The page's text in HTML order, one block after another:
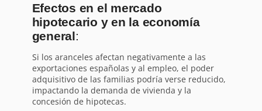
Efectos en el mercado
hipotecario y en la economía
general:
Si los aranceles afectan negativamente a las
exportaciones españolas y al empleo, el poder
adquisitivo de las familias podría verse reducido,
impactando la demanda de vivienda y la
concesión de hipotecas.